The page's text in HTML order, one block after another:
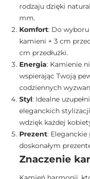
rodzaju dzięki
mm.
Komfort: Do
kamieni + 3 cm
cm przedłużki.
Energia: Kamienie
wspierając Twoją
codziennych
Styl: Idealne
eleganckich
wdzięk każdej
Prezent: Eleganckie
doskonałym
Znaczenie